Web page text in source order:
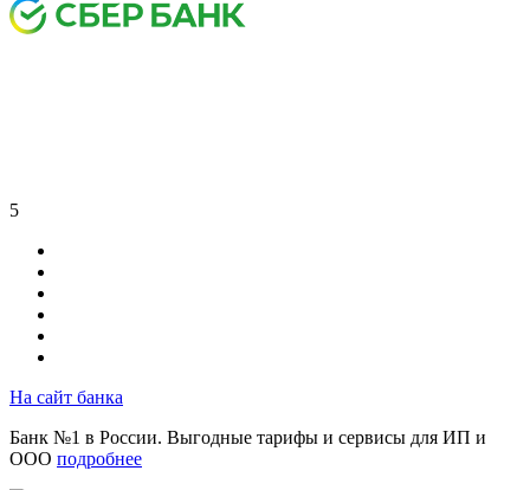
5
На сайт банка
Банк №1 в России. Выгодные тарифы и сервисы для ИП и
ООО подробнее